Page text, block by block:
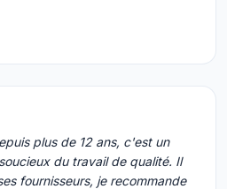
plus de 12 ans, c'est un
du travail de qualité. Il
fournisseurs, je recommande